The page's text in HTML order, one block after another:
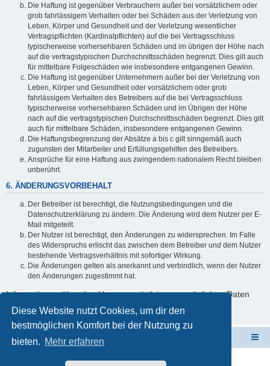
Diese Website nutzt Cookies, um dir den
bestmöglichen Komfort bei der Nutzung zu
bieten. Mehr erfahren
Die Haftung ist gegenüber Verbrauchern außer bei vorsätzlichem oder
grob fahrlässigem Verhalten oder bei Schäden aus der Verletzung von
Leben, Körper und Gesundheit und der Verletzung wesentlicher
Vertragspflichten (Kardinalpflichten) auf die bei Vertragsschluss
typischerweise vorhersehbaren Schäden und im übrigen der Höhe nach
auf die vertragstypischen Durchschnittsschäden begrenzt. Dies gilt auch
für mittelbare Folgeschäden wie insbesondere entgangenen Gewinn.
Die Haftung ist gegenüber Unternehmern außer bei der Verletzung von
Leben, Körper und Gesundheit oder vorsätzlichem oder grob
fahrlässigem Verhalten des Betreibers auf die bei Vertragsschluss
typischerweise vorhersehbaren Schäden und im Übrigen der Höhe
nach auf die vertragstypischen Durchschnittsschäden begrenzt. Dies gilt
auch für mittelbare Schäden, insbesondere entgangenen Gewinn.
Die Haftungsbegrenzung der Absätze a bis c gilt sinngemäß auch
zugunsten der Mitarbeiter und Erfüllungsgehilfen des Betreibers.
Ansprüche für eine Haftung aus zwingendem nationalem Recht bleiben
unberührt.
6. ÄNDERUNGSVORBEHALT
Der Betreiber ist berechtigt, die Nutzungsbedingungen und die
Datenschutzerklärung zu ändern. Die Änderung wird dem Nutzer per E-
Mail mitgeteilt.
Der Nutzer ist berechtigt, den Änderungen zu widersprechen. Im Falle
des Widerspruchs erlischt das zwischen dem Betreiber und dem Nutzer
bestehende Vertragsverhältnis mit sofortiger Wirkung.
Die Änderungen gelten als anerkannt und verbindlich, wenn der Nutzer
den Änderungen zugestimmt hat.
Informationen über den Umgang mit deinen persönlichen Daten
sind in der Datenschutzerklärung enthalten.
ElabNET Technik Forum